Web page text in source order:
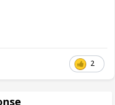
2